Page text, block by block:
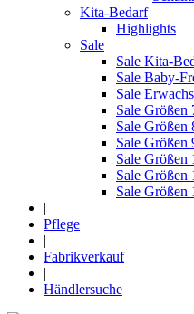
Kita-Bedarf
Highlights
Sale
Sale Kita-
Sale Baby-
Sale
Sale Größen
Sale Größen
Sale Größen
Sale Größen
Sale Größen
Sale Größen
|
Pflege
|
Fabrikverkauf
|
Händlersuche